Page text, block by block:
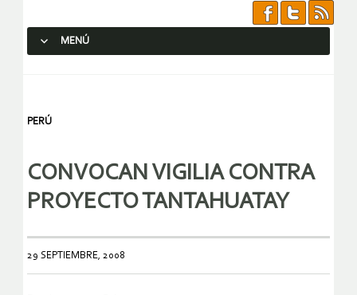
MENÚ
PERÚ
CONVOCAN VIGILIA CONTRA
PROYECTO TANTAHUATAY
29 SEPTIEMBRE, 2008